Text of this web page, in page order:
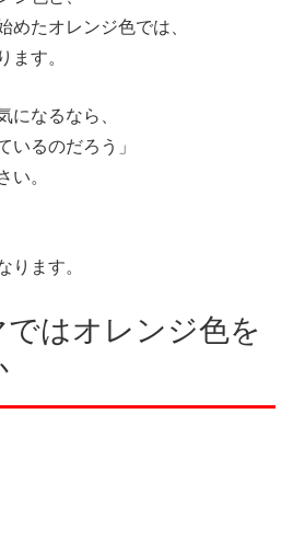
めたオレンジ色では、
ます。
になるなら、
いるのだろう」
い。
ります。
はオレンジ色を